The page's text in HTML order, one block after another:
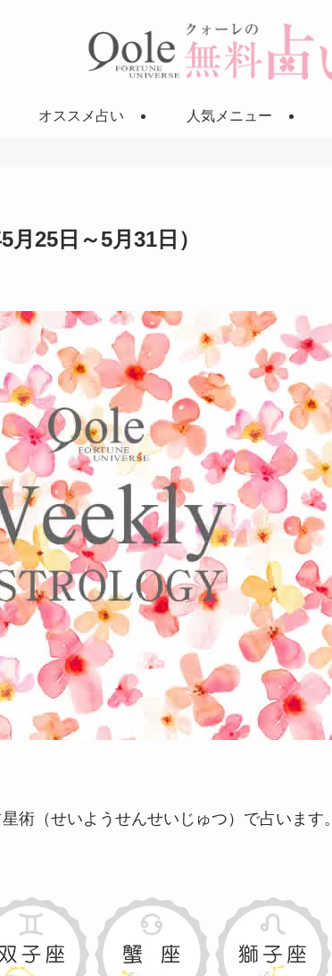
オススメ占い 人気メニュー
25日～5月31日）
術（せいようせんせいじゅつ）で占います。